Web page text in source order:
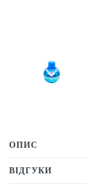
ОПИС
ВІДГУКИ